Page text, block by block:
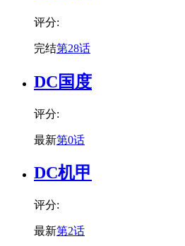
评分:
完结第28话
DC国度
评分:
最新第0话
DC机甲
评分:
最新第2话